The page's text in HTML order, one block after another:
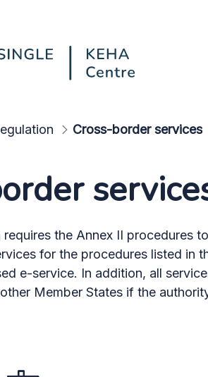
Cross-border services
requires the Annex II procedures
for the procedures listed in
e-service. In addition, all
Member States if the